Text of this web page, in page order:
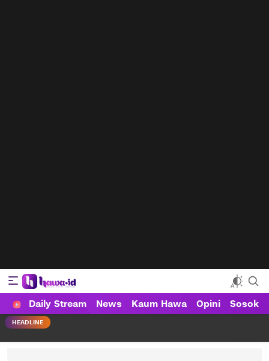
HAWA
Haluan Wanita Indonesia
Daily Stream News Kaum Hawa Opini Sosok
HEADLINE